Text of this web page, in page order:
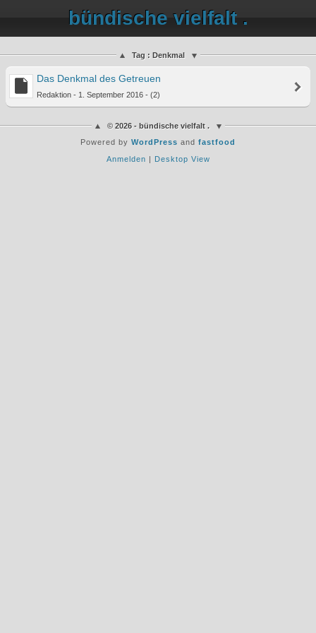
bündische vielfalt .
Tag : Denkmal
Das Denkmal des Getreuen
Redaktion - 1. September 2016 - (2)
© 2026 - bündische vielfalt .
Powered by WordPress and fastfood
Anmelden | Desktop View